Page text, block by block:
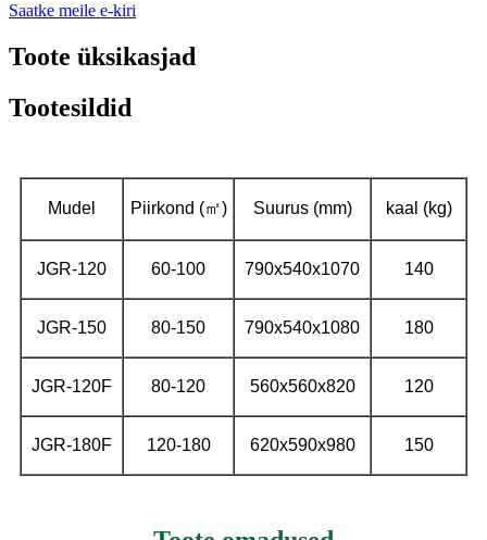
Saatke meile e-kiri
Toote üksikasjad
Tootesildid
Mudel Piirkond (㎡) Suurus (mm) kaal (kg)
JGR-120 60-100 790x540x1070 140
JGR-150 80-150 790x540x1080 180
JGR-120F 80-120 560x560x820 120
JGR-180F 120-180 620x590x980 150